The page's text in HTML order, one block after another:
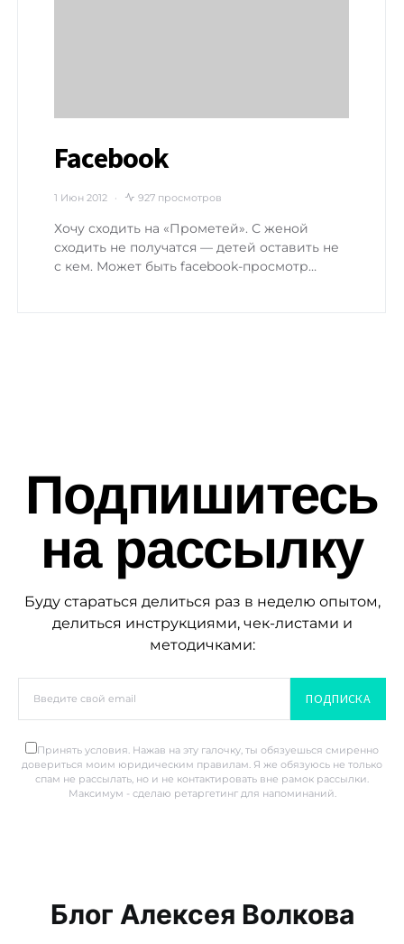
Facebook
1 Июн 2012 927 просмотров
Хочу сходить на «Прометей». С женой
сходить не получатся — детей оставить не
с кем. Может быть facebook-просмотр…
Подпишитесь
на рассылку
Буду стараться делиться раз в неделю опытом,
делиться инструкциями, чек-листами и
методичками:
ПОДПИСКА
Принять условия. Нажав на эту галочку, ты обязуешься смиренно
довериться моим юридическим правилам. Я же обязуюсь не только
спам не рассылать, но и не контактировать вне рамок рассылки.
Максимум - сделаю ретаргетинг для напоминаний.
Блог Алексея Волкова